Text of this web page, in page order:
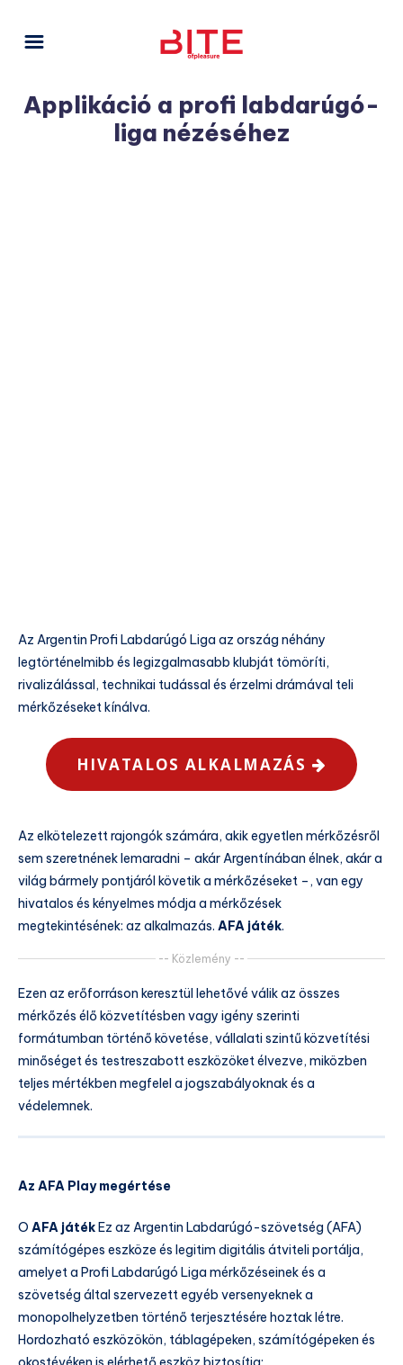
Applikáció a profi labdarúgó-
liga nézéséhez
Az Argentin Profi Labdarúgó Liga az ország néhány
legtörténelmibb és legizgalmasabb klubját tömöríti,
rivalizálással, technikai tudással és érzelmi drámával teli
mérkőzéseket kínálva.
HIVATALOS ALKALMAZÁS
Az elkötelezett rajongók számára, akik egyetlen mérkőzésről
sem szeretnének lemaradni – akár Argentínában élnek, akár a
világ bármely pontjáról követik a mérkőzéseket –, van egy
hivatalos és kényelmes módja a mérkőzések
megtekintésének: az alkalmazás. AFA játék.
-- Közlemény --
Ezen az erőforráson keresztül lehetővé válik az összes
mérkőzés élő közvetítésben vagy igény szerinti
formátumban történő követése, vállalati szintű közvetítési
minőséget és testreszabott eszközöket élvezve, miközben
teljes mértékben megfelel a jogszabályoknak és a
védelemnek.
Az AFA Play megértése
O AFA játékEz az Argentin Labdarúgó-szövetség (AFA)
számítógépes eszköze és legitim digitális átviteli portálja,
amelyet a Profi Labdarúgó Liga mérkőzéseinek és a
szövetség által szervezett egyéb versenyeknek a
monopolhelyzetben történő terjesztésére hoztak létre.
Hordozható eszközökön, táblagépeken, számítógépeken és